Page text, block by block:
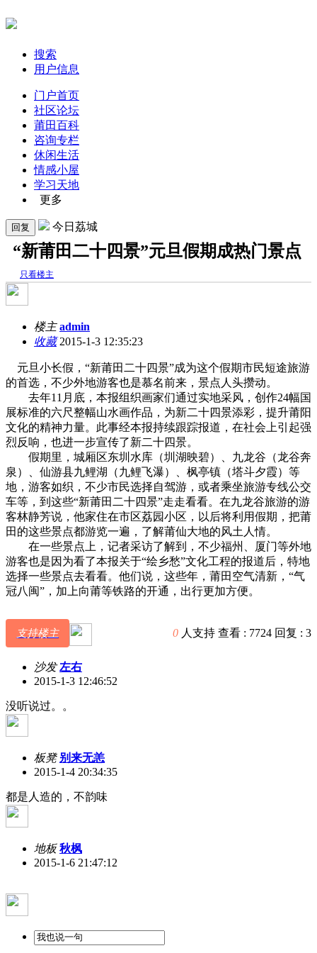
搜索
用户信息
门户首页
社区论坛
莆田百科
咨询专栏
休闲生活
情感小屋
学习天地
更多
回复 今日荔城
“新莆田二十四景”元旦假期成热门景点
只看楼主
楼主admin
收藏2015-1-3 12:35:23
元旦小长假，“新莆田二十四景”成为这个假期市民短途旅游
的首选，不少外地游客也是慕名前来，景点人头攒动。
去年11月底，本报组织画家们通过实地采风，创作24幅国
展标准的六尺整幅山水画作品，为新二十四景添彩，提升莆阳
文化的精神力量。此事经本报持续跟踪报道，在社会上引起强
烈反响，也进一步宣传了新二十四景。
假期里，城厢区东圳水库（圳湖映碧）、九龙谷（龙谷奔
泉）、仙游县九鲤湖（九鲤飞瀑）、枫亭镇（塔斗夕霞）等
地，游客如织，不少市民选择自驾游，或者乘坐旅游专线公交
车等，到这些“新莆田二十四景”走走看看。在九龙谷旅游的游
客林静芳说，他家住在市区荔园小区，以后将利用假期，把莆
田的这些景点都游览一遍，了解莆仙大地的风土人情。
在一些景点上，记者采访了解到，不少福州、厦门等外地
游客也是因为看了本报关于“绘乡愁”文化工程的报道后，特地
选择一些景点去看看。他们说，这些年，莆田空气清新，“气
冠八闽”，加上向莆等铁路的开通，出行更加方便。
支持楼主 0 人支持 查看 : 7724 回复 : 3
沙发左右
2015-1-3 12:46:52
没听说过。。
板凳别来无恙
2015-1-4 20:34:35
都是人造的，不韵味
地板秋枫
2015-1-6 21:47:12